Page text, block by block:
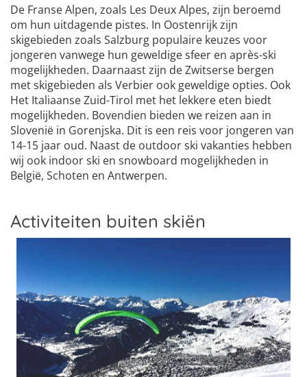
De Franse Alpen, zoals Les Deux Alpes, zijn beroemd
om hun uitdagende pistes. In Oostenrijk zijn
skigebieden zoals Salzburg populaire keuzes voor
jongeren vanwege hun geweldige sfeer en après-ski
mogelijkheden. Daarnaast zijn de Zwitserse bergen
met skigebieden als Verbier ook geweldige opties. Ook
Het Italiaanse Zuid-Tirol met het lekkere eten biedt
mogelijkheden. Bovendien bieden we reizen aan in
Slovenië in Gorenjska. Dit is een reis voor jongeren van
14-15 jaar oud. Naast de outdoor ski vakanties hebben
wij ook indoor ski en snowboard mogelijkheden in
België, Schoten en Antwerpen.
Activiteiten buiten skiën